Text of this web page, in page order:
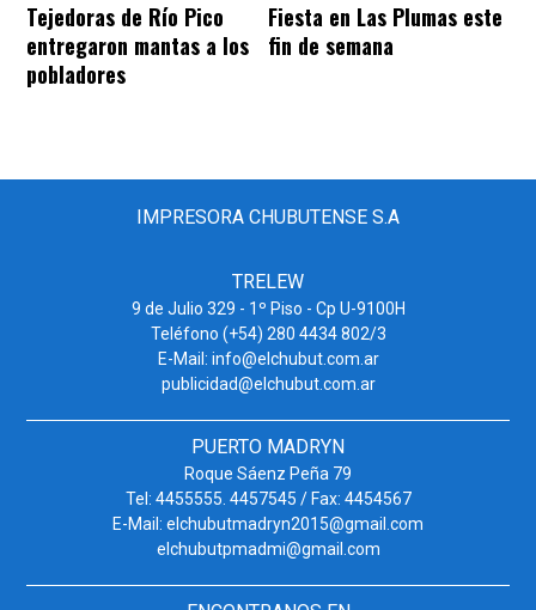
Tejedoras de Río Pico
entregaron mantas a los
pobladores
Fiesta en Las Plumas este
fin de semana
IMPRESORA CHUBUTENSE S.A
TRELEW
9 de Julio 329 - 1º Piso - Cp U-9100H
Teléfono (+54) 280 4434 802/3
E-Mail: info@elchubut.com.ar
publicidad@elchubut.com.ar
PUERTO MADRYN
Roque Sáenz Peña 79
Tel: 4455555. 4457545 / Fax: 4454567
E-Mail: elchubutmadryn2015@gmail.com
elchubutpmadmi@gmail.com